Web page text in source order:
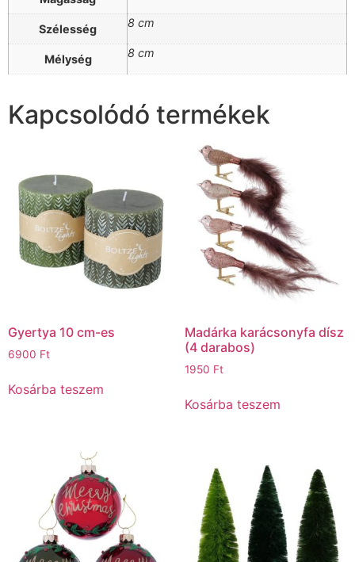
Szélesség 8 cm
Mélység 8 cm
Kapcsolódó termékek
Gyertya 10 cm-es
6900 Ft
Kosárba teszem
Madárka karácsonyfa dísz
(4 darabos)
1950 Ft
Kosárba teszem